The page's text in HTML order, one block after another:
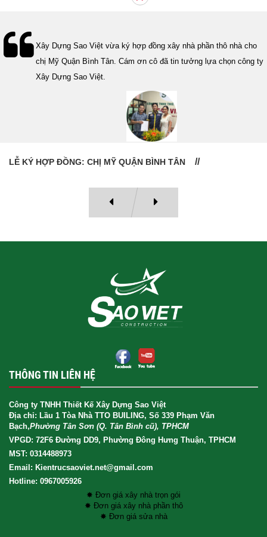
Lễ bàn giao nhà cho gia đình Cô Vân quận 11. Cám ơn anh Tính
đã tin tưởng, lựa chọn công ty Xây Dựng Sao Việt.
LỄ BÀN GIAO NHÀ: CÔ VÂN QUẬN 11
THÔNG TIN LIÊN HỆ
Công ty TNHH Thiết Kế Xây Dựng Sao Việt
Địa chỉ: Lầu 1 Tòa Nhà TTO BUILING, Số 339 Phạm Văn
Bạch,Phường Tân Sơn (Q. Tân Bình cũ), TPHCM
VPGD: 72F6 Đường DD9, Phường Đông Hưng Thuận, TPHCM
MST: 0314488973
Email: Kientrucsaoviet.net@gmail.com
Hotline: 0967005926
✸ Đơn giá xây nhà trọn gói
✸ Đơn giá xây nhà phần thô
✸ Đơn giá sửa nhà